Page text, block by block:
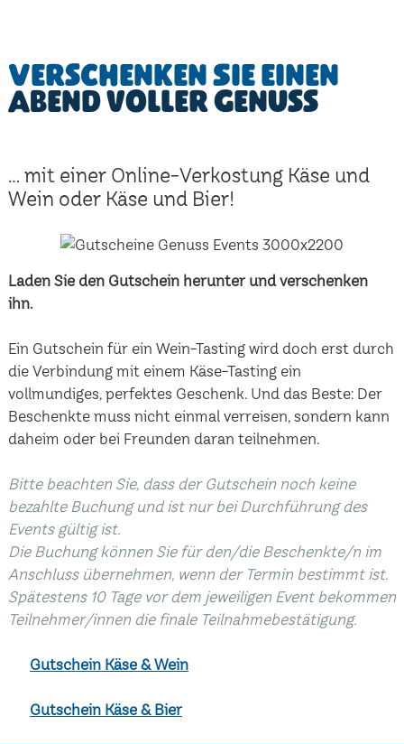
Verschenken Sie einen
Abend voller Genuss
... mit einer Online-Verkostung Käse und
Wein oder Käse und Bier!
Laden Sie den Gutschein herunter und verschenken
ihn.
Ein Gutschein für ein Wein-Tasting wird doch erst durch
die Verbindung mit einem Käse-Tasting ein
vollmundiges, perfektes Geschenk. Und das Beste: Der
Beschenkte muss nicht einmal verreisen, sondern kann
daheim oder bei Freunden daran teilnehmen.
Bitte beachten Sie, dass der Gutschein noch keine
bezahlte Buchung und ist nur bei Durchführung des
Events gültig ist.
Die Buchung können Sie für den/die Beschenkte/n im
Anschluss übernehmen, wenn der Termin bestimmt ist.
Spätestens 10 Tage vor dem jeweiligen Event bekommen
Teilnehmer/innen die finale Teilnahmebestätigung.
Gutschein Käse & Wein
Gutschein Käse & Bier